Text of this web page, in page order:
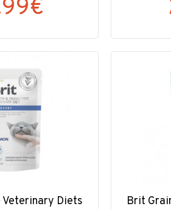
Veterinary Diets
Brit